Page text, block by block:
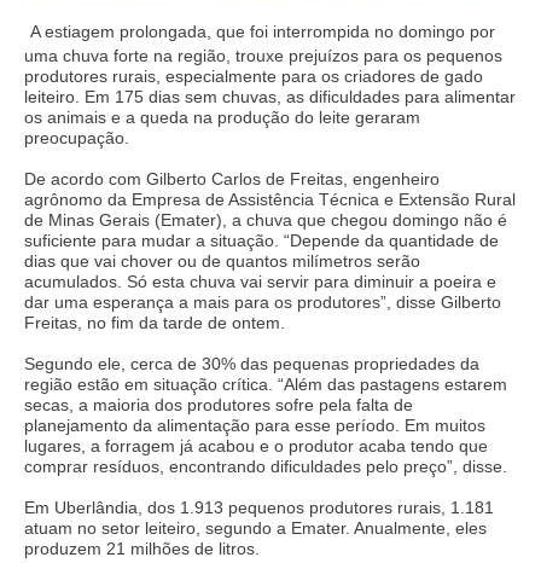
A estiagem prolongada, que foi interrompida no domingo por
uma chuva forte na região, trouxe prejuízos para os pequenos
produtores rurais, especialmente para os criadores de gado
leiteiro. Em 175 dias sem chuvas, as dificuldades para alimentar
os animais e a queda na produção do leite geraram
preocupação.
De acordo com Gilberto Carlos de Freitas, engenheiro
agrônomo da Empresa de Assistência Técnica e Extensão Rural
de Minas Gerais (Emater), a chuva que chegou domingo não é
suficiente para mudar a situação. “Depende da quantidade de
dias que vai chover ou de quantos milímetros serão
acumulados. Só esta chuva vai servir para diminuir a poeira e
dar uma esperança a mais para os produtores”, disse Gilberto
Freitas, no fim da tarde de ontem.
Segundo ele, cerca de 30% das pequenas propriedades da
região estão em situação crítica. “Além das pastagens estarem
secas, a maioria dos produtores sofre pela falta de
planejamento da alimentação para esse período. Em muitos
lugares, a forragem já acabou e o produtor acaba tendo que
comprar resíduos, encontrando dificuldades pelo preço”, disse.
Em Uberlândia, dos 1.913 pequenos produtores rurais, 1.181
atuam no setor leiteiro, segundo a Emater. Anualmente, eles
produzem 21 milhões de litros.